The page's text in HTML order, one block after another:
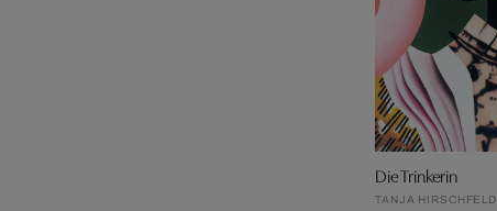
Die Trinkerin
TANJA HIRSCHFELD